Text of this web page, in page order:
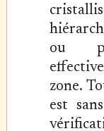
ou
zone.
est